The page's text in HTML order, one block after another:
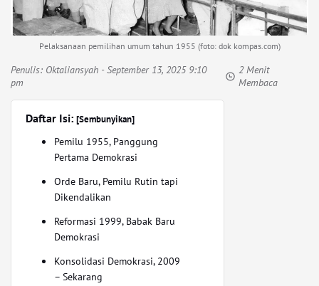
Pelaksanaan pemilihan umum tahun 1955 (foto: dok kompas.com)
Penulis: Oktaliansyah - September 13, 2025 9:10
pm
2 Menit
Membaca
Daftar Isi: [Sembunyikan]
Pemilu 1955, Panggung
Pertama Demokrasi
Orde Baru, Pemilu Rutin tapi
Dikendalikan
Reformasi 1999, Babak Baru
Demokrasi
Konsolidasi Demokrasi, 2009
– Sekarang